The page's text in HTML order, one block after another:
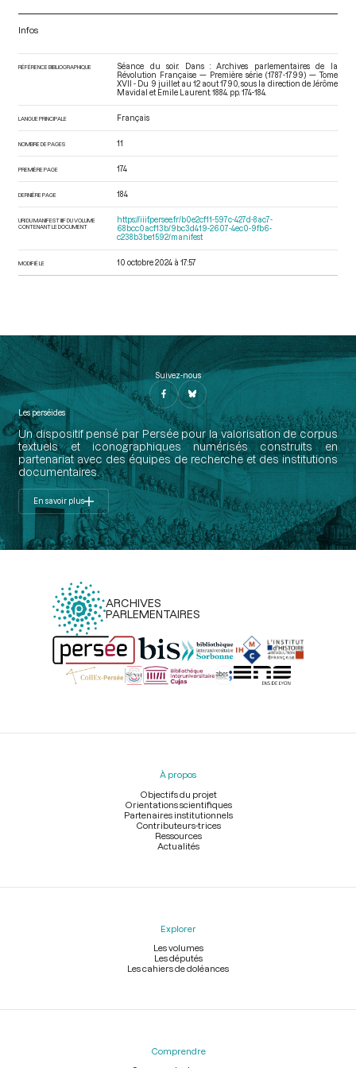
Infos
RÉFÉRENCE BIBLIOGRAPHIQUE
Séance du soir. Dans : Archives parlementaires de la
Révolution Française — Première série (1787-1799) — Tome
XVII - Du 9 juillet au 12 aout 1790 , sous la direction de Jérôme
Mavidal et Emile Laurent. 1884. pp. 174-184.
LANGUE PRINCIPALE Français
NOMBRE DE PAGES 11
PREMIÈRE PAGE 174
DERNIÈRE PAGE 184
URI DU MANIFEST IIIF DU VOLUME
CONTENANT LE DOCUMENT
https://iiif.persee.fr/b0e2cf11-597c-427d-8ac7-
68bcc0acf13b/9bc3d419-2607-4ec0-9fb6-
c238b3be1592/manifest
MODIFIÉ LE 10 octobre 2024 à 17:57
Suivez-nous
Les perséides
Un dispositif pensé par Persée pour la valorisation de corpus
textuels et iconographiques numérisés construits en
partenariat avec des équipes de recherche et des institutions
documentaires.
En savoir plus
ARCHIVES
PARLEMENTAIRES
Menu
À propos
Objectifs du projet
Orientations scientifiques
Partenaires institutionnels
Contributeurs-trices
Ressources
Actualités
Explorer
Les volumes
Les députés
Les cahiers de doléances
Comprendre